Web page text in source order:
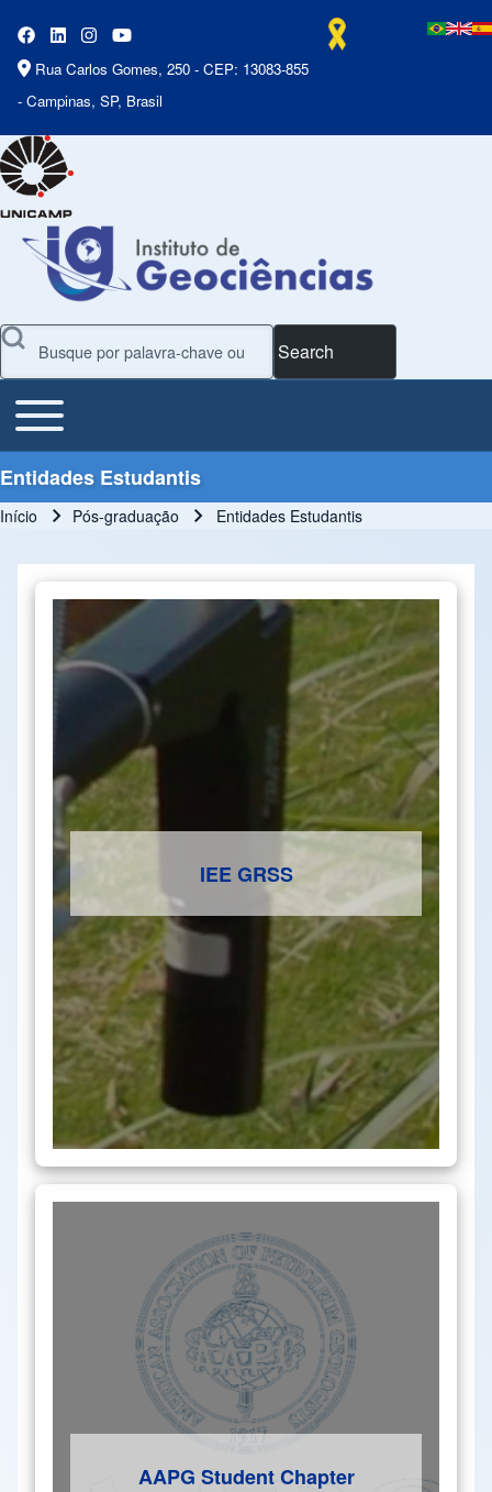
Rua Carlos Gomes, 250 - CEP: 13083-855
- Campinas, SP, Brasil
Search
Main Menu
Toggle main menu
Entidades Estudantis
Início Pós-graduação Entidades Estudantis
IEE GRSS
AAPG Student Chapter